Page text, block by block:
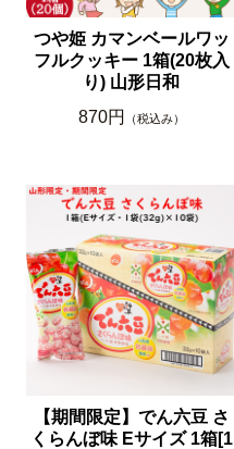
つや姫 カマンベールワッ
フルクッキー 1箱(20枚入
り) 山形日和
870円
（税込み）
【期間限定】でん六豆 さ
くらんぼ味 Eサイズ 1箱[1